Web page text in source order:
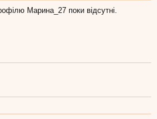
Марина_27 поки відсутні.